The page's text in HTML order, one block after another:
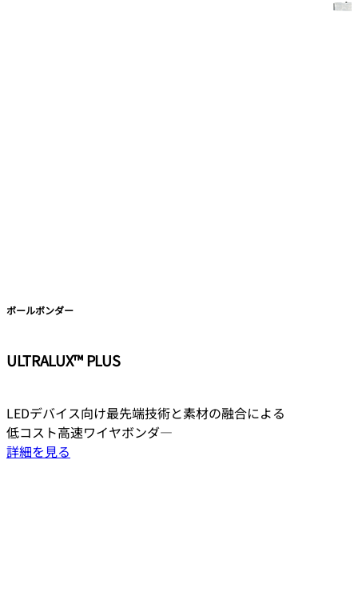
ボールボンダー
ULTRALUX™ PLUS
LEDデバイス向け最先端技術と素材の融合による
低コスト高速ワイヤボンダ―
詳細を見る